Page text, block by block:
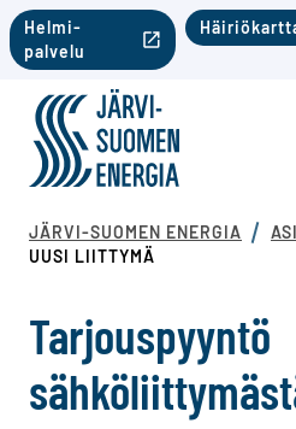
Siirry sisältöön
Toinen valikko
Helmi-
palvelu
Järvi-Suomen Energia
JÄRVI-SUOMEN ENERGIA
UUSI LIITTYMÄ
Tarjouspyyntö